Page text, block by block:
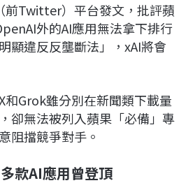
前Twitter）平台發文，批評蘋
外的AI應用無法拿下排行
顯違反反壟斷法」，xAI將會
和Grok雖分別在新聞類下載量
卻無法被列入蘋果「必備」專
阻擋競爭對手。
款AI應用曾登頂